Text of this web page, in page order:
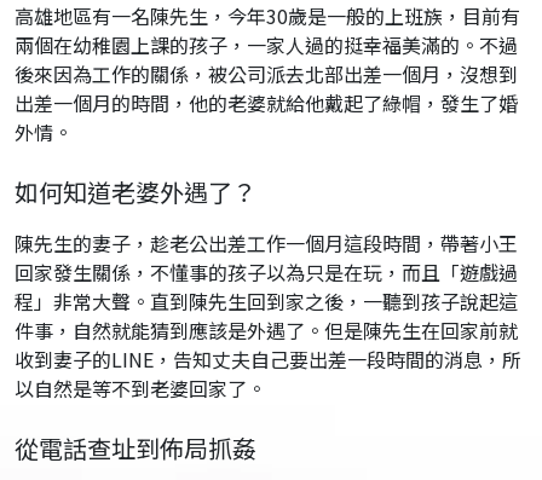
高雄地區有一名陳先生，今年30歲是一般的上班族，目前有
兩個在幼稚園上課的孩子，一家人過的挺幸福美滿的。不過
後來因為工作的關係，被公司派去北部出差一個月，沒想到
出差一個月的時間，他的老婆就給他戴起了綠帽，發生了婚
外情。
如何知道老婆外遇了？
陳先生的妻子，趁老公出差工作一個月這段時間，帶著小王
回家發生關係，不懂事的孩子以為只是在玩，而且「遊戲過
程」非常大聲。直到陳先生回到家之後，一聽到孩子說起這
件事，自然就能猜到應該是外遇了。但是陳先生在回家前就
收到妻子的LINE，告知丈夫自己要出差一段時間的消息，所
以自然是等不到老婆回家了。
從電話查址到佈局抓姦